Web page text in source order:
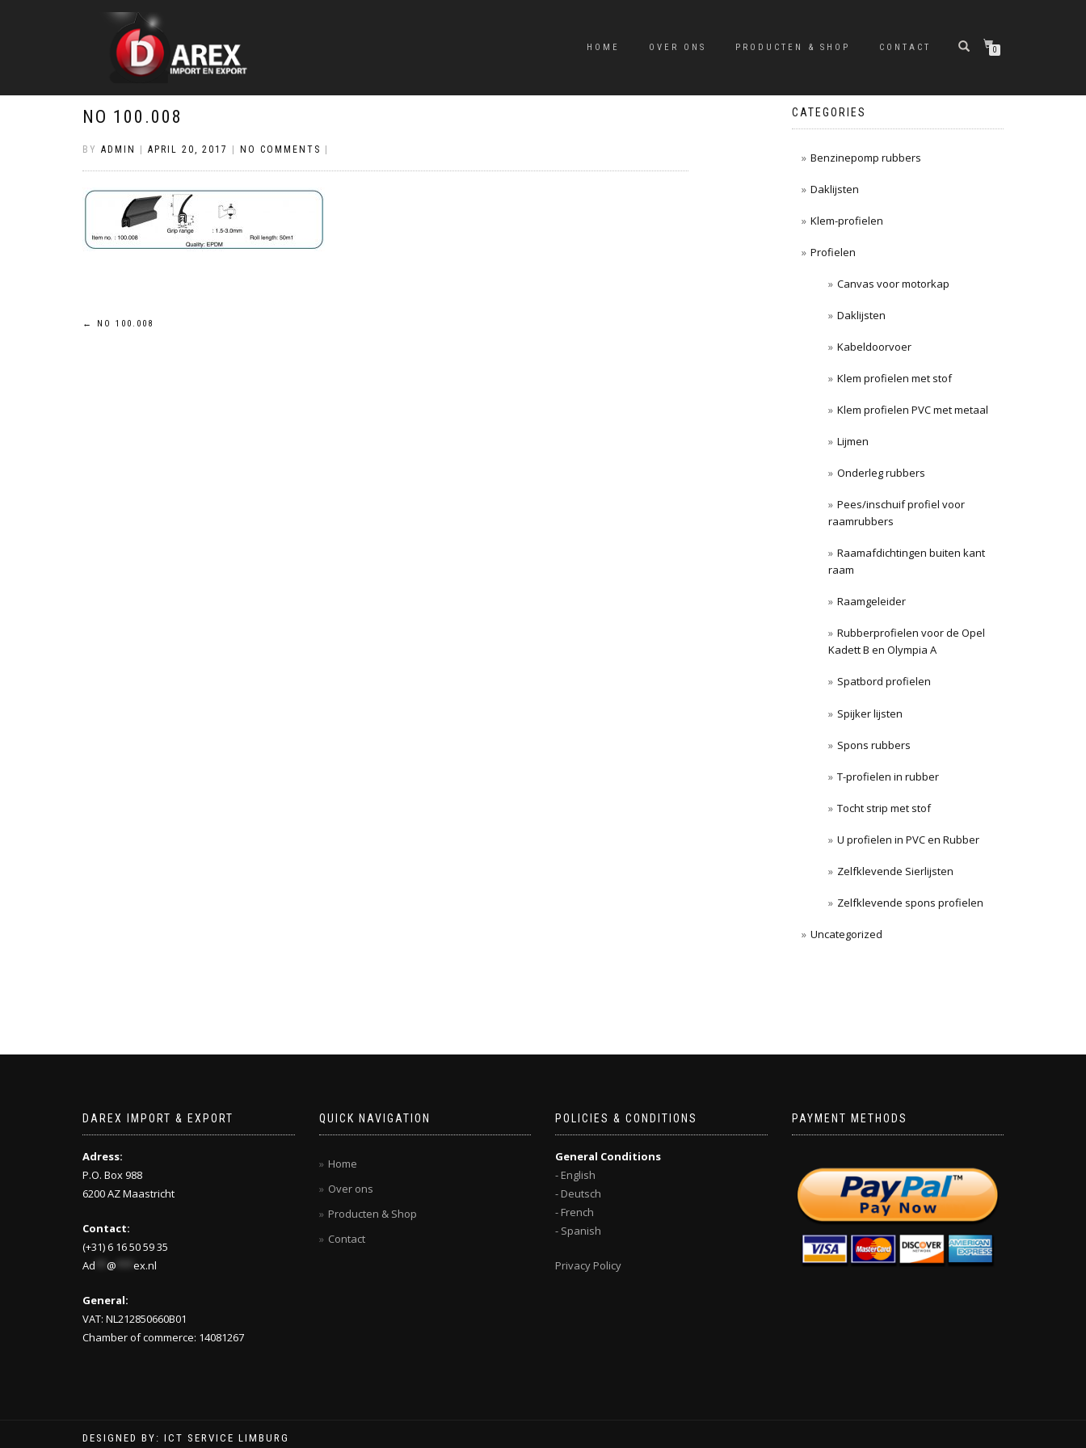
HOME OVER ONS PRODUCTEN & SHOP CONTACT 0
NO 100.008
BY ADMIN APRIL 20, 2017 NO COMMENTS
Post
← NO 100.008
CATEGORIES
Benzinepomp rubbers
Daklijsten
Klem-profielen
Profielen
Canvas voor motorkap
Daklijsten
Kabeldoorvoer
Klem profielen met stof
Klem profielen PVC met metaal
Lijmen
Onderleg rubbers
Pees/inschuif profiel voor
raamrubbers
Raamafdichtingen buiten kant
raam
Raamgeleider
Rubberprofielen voor de Opel
Kadett B en Olympia A
Spatbord profielen
Spijker lijsten
Spons rubbers
T-profielen in rubber
Tocht strip met stof
U profielen in PVC en Rubber
Zelfklevende Sierlijsten
Zelfklevende spons profielen
Uncategorized
DAREX IMPORT & EXPORT
Adress:
P.O. Box 988
6200 AZ Maastricht
Contact:
(+31) 6 16 50 59 35
Ad
@ ex.nl
General:
VAT: NL212850660B01
Chamber of commerce: 14081267
QUICK NAVIGATION
Home
Over ons
Producten & Shop
Contact
POLICIES & CONDITIONS
General Conditions
- English
- Deutsch
- French
- Spanish
Privacy Policy
PAYMENT METHODS
DESIGNED BY: ICT SERVICE LIMBURG